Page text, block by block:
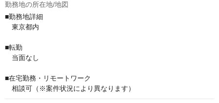
勤務地の所在地/地図
■勤務地詳細
東京都内
■転勤
当面なし
■在宅勤務・リモートワーク
相談可（※案件状況により異なります）